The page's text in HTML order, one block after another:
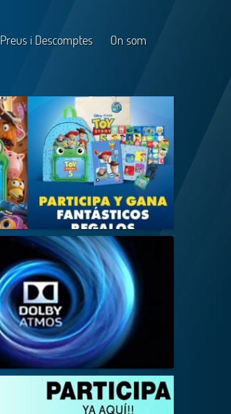
Preus i Descomptes On som